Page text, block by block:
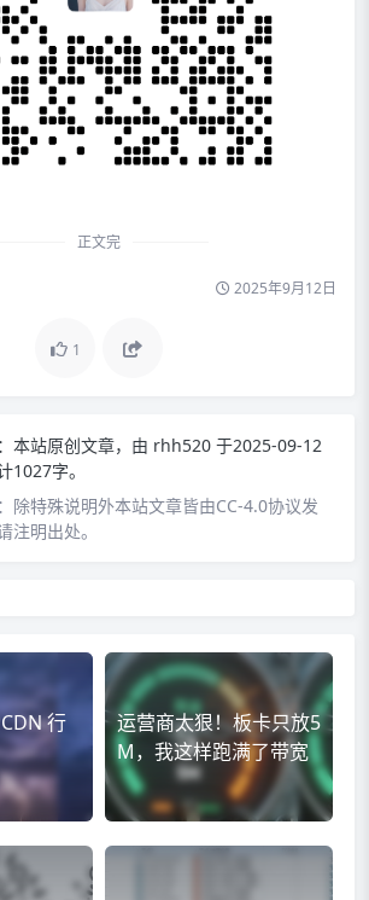
正文完
2025年9月12日
1
本站原创文章，由 rhh520 于2025-09-12
1027字。
除特殊说明外本站文章皆由CC-4.0协议发
注明出处。
行
运营商太狠！板卡只放5
M，我这样跑满了带宽